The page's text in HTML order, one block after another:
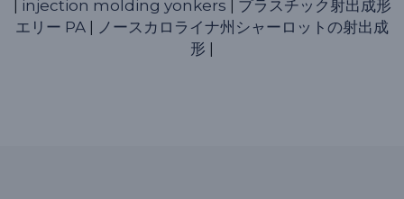
injection molding yonkers
プラスチック射出成形
エリー PA
ノースカロライナ州シャーロットの射出成
形